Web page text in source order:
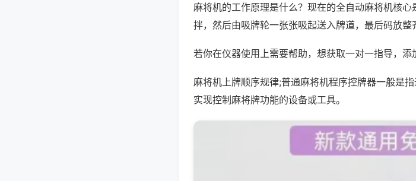
麻将机的工作原理是什么？现在的全自动麻将机核
拌，然后由吸牌轮一张张吸起送入牌道，最后码放整
若你在仪器使用上需要帮助，想获取一对一指导，添
麻将机上牌顺序规律;普通麻将机程序控牌器一般是
实现控制麻将牌功能的设备或工具。